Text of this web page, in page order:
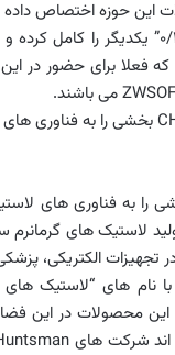
وجود این بخش و ایجاد رویداد “همایش
فعلا برای حضور در
می باشند.
بخشی را به فناوری
را به فناوری های
لاستیک های
الکتریکی،
نام های “لاستیک های
است حداقل 70 تامین کننده ی
اند شرکت های